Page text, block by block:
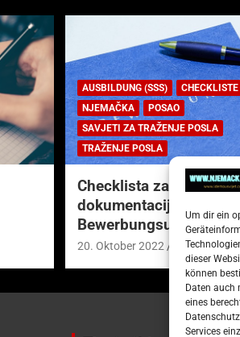
Um dir ein
dieser
können
Daten auch
eines
Services
AUSBILDUNG (SSS)
CHECKLISTE
NJEMAČKA
POSAO
SAVJETI ZA TRAŽENJE POSLA
TRAŽENJE POSLA
Checklista za prijavnu
dokumentaciju (njem.
20. Oktober 2022 Redakcija